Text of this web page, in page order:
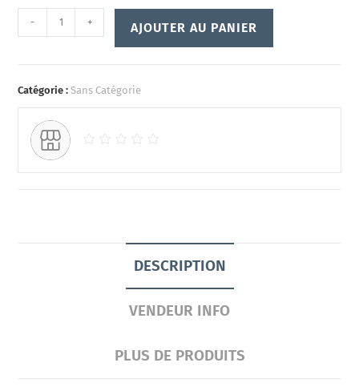
- + AJOUTER AU PANIER
Catégorie :Sans Catégorie
DESCRIPTION
VENDEUR INFO
PLUS DE PRODUITS